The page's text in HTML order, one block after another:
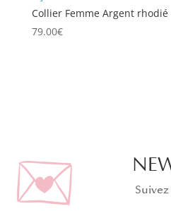
Collier Femme Argent rhodié
79.00€